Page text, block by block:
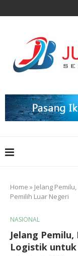
Home » Jelang
Pemilih Luar Negeri
NASIONAL
Jelang
Logistik